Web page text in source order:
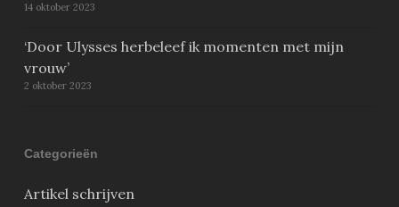
14 oktober 2023
‘Door Ulysses herbeleef ik momenten met mijn
vrouw’
2 oktober 2023
Categorieën
Artikel schrijven